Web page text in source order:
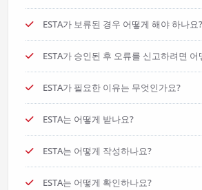
ESTA가 보류된 경우 어떻게 해야 하나요?
ESTA가 승인된 후 오류를 신고하려면
ESTA가 필요한 이유는 무엇인가요?
ESTA는 어떻게 받나요?
ESTA는 어떻게 작성하나요?
ESTA는 어떻게 확인하나요?